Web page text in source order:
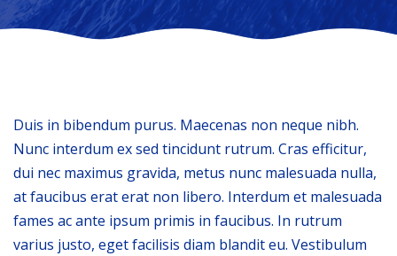
Duis in bibendum purus. Maecenas non neque nibh.
Nunc interdum ex sed tincidunt rutrum. Cras efficitur,
dui nec maximus gravida, metus nunc malesuada nulla,
at faucibus erat erat non libero. Interdum et malesuada
fames ac ante ipsum primis in faucibus. In rutrum
varius justo, eget facilisis diam blandit eu. Vestibulum